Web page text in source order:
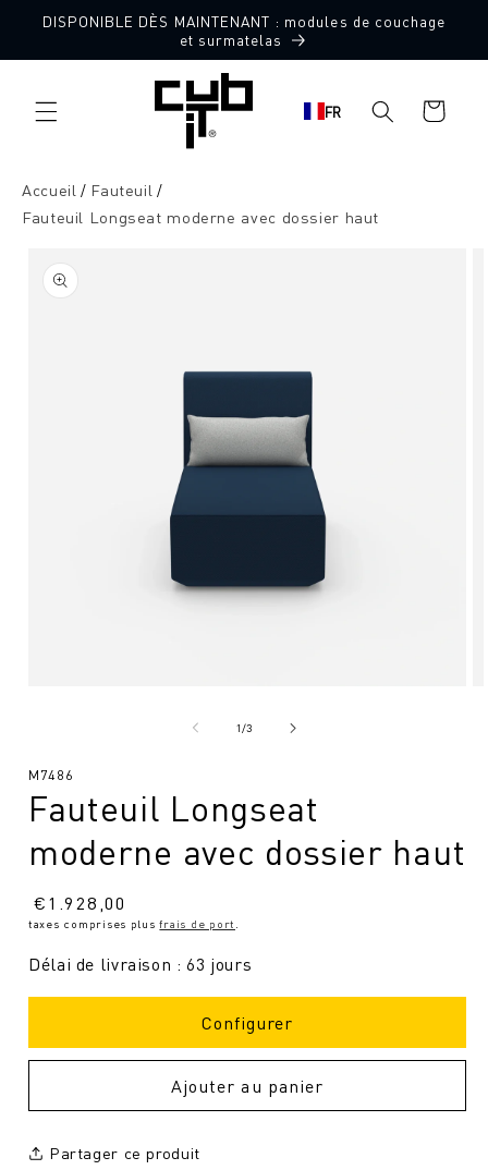
directement
DISPONIBLE DÈS MAINTENANT : modules de couchage
et surmatelas
FR
Panier
d'achat
Accueil
Fauteuil
Fauteuil Longseat moderne avec dossier haut
sur le
produit
modal
1/de
3
Fabriqué en Allemagne 🖤
SKU
M7486
Fauteuil Longseat
moderne avec dossier haut
Prix
normal
€1.928,00
taxes comprises plusfrais de port
Délai de livraison : 63 jours
Configurer
Ajouter au panier
Partager ce produit